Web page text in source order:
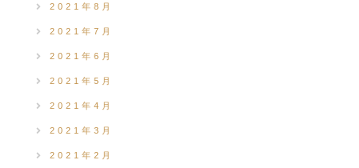
2021年8月
2021年7月
2021年6月
2021年5月
2021年4月
2021年3月
2021年2月